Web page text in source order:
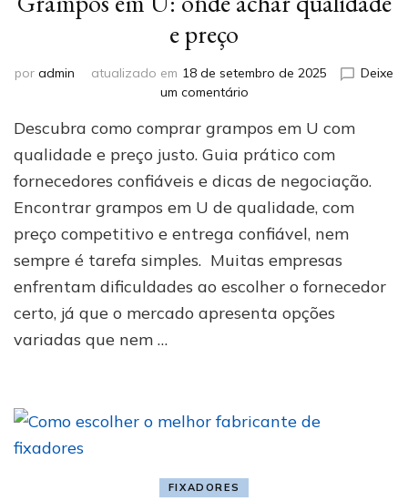
e preço
por admin atualizado em 18 de setembro de 2025
Deixe
um comentárioem
em
U:
achar
qualidade
preço
Descubra como comprar grampos em U com
qualidade e preço justo. Guia prático com
fornecedores confiáveis e dicas de negociação.
Encontrar grampos em U de qualidade, com
preço competitivo e entrega confiável, nem
sempre é tarefa simples. Muitas empresas
enfrentam dificuldades ao escolher o fornecedor
certo, já que o mercado apresenta opções
variadas que nem …
FIXADORES